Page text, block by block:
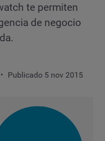
te permiten
de negocio
Publicado 5 nov 2015